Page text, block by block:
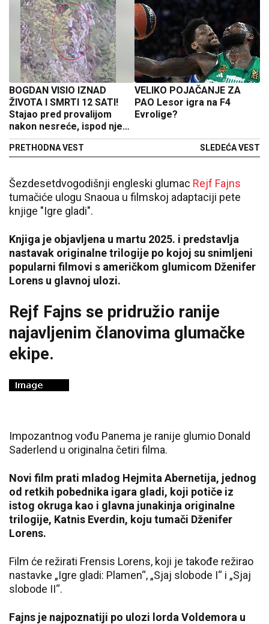
BOGDAN VISIO IZNAD
ŽIVOTA I SMRTI 12 SATI!
Stajao pred provalijom
nakon nesreće, ispod njega
ambis: Šokantan snimak
osvanuo na mrežama
PRETHODNA VEST
VELIKO POJAČANJE ZA
PAO Lesor igra na F4
Evrolige?
SLEDEĆA VEST
Šezdesetdvogodišnji engleski glumac Rejf Fajns
tumačiće ulogu Snaoua u filmskoj adaptaciji pete
knjige "Igre gladi".
Knjiga je objavljena u martu 2025. i predstavlja
nastavak originalne trilogije po kojoj su snimljeni
popularni filmovi s američkom glumicom Dženifer
Lorens u glavnoj ulozi.
Rejf Fajns se pridružio ranije
najavljenim članovima glumačke
ekipe.
Impozantnog vođu Panema je ranije glumio Donald
Saderlend u originalna četiri filma.
Novi film prati mladog Hejmita Abernetija, jednog
od retkih pobednika igara gladi, koji potiče iz
istog okruga kao i glavna junakinja originalne
trilogije, Katnis Everdin, koju tumači Dženifer
Lorens.
Film će režirati Frensis Lorens, koji je takođe režirao
nastavke „Igre gladi: Plamen“, „Sjaj slobode I“ i „Sjaj
slobode II“.
Fajns je najpoznatiji po ulozi lorda Voldemora u